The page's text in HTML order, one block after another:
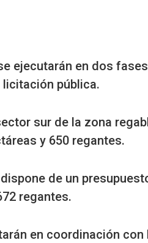
ejecutarán en dos
pública.
sur de la zona
y 650 regantes.
de un
regantes.
en coordinación